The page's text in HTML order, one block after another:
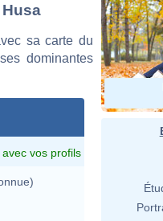
sa carte du
dominantes
vos profils